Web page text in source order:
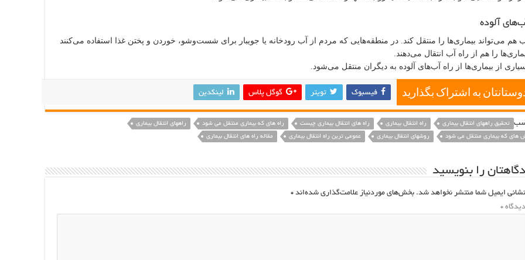
آلوده
هم می‌تواند بیماری‌ها را منتقل کند. در منطقه‌هایی که مردم از آب رودخانه یا جویبار برای شست‌وشو، خوردن و پختن غذا استفاده می‌کنند
را هم از راه آب انتقال می‌دهند.
از بیماری‌ها از راه آب‌های آلوده به دیگران منتقل می‌شود.
به اشتراک بگذارید فیسبوک تویتر گوگل پلاس لینکدین
تحقیق راههای انتقال بیماری راه انتقال بیماری راه های انتقال بیماری چیست راه های که بیماری منتقل می شود
راههای انتقال بیماری
های که بیماری منتقل می شود
روشهای انتقال بیماری عمومی ترین راه انتقال بیماری مقاله راه های انتقال بیماری
را بنویسید
نشانی ایمیل شما منتشر نخواهد شد. بخش‌های موردنیاز علامت‌گذاری شده‌اند *
دیدگاه *